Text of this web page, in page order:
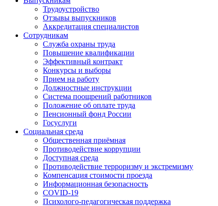
Трудоустройство
Отзывы выпускников
Аккредитация специалистов
Сотрудникам
Служба охраны труда
Повышение квалификации
Эффективный контракт
Конкурсы и выборы
Прием на работу
Должностные инструкции
Система поощрений работников
Положение об оплате труда
Пенсионный фонд России
Госуслуги
Социальная среда
Общественная приёмная
Противодействие коррупции
Доступная среда
Противодействие терроризму и экстремизму
Компенсация стоимости проезда
Информационная безопасность
COVID-19
Психолого-педагогическая поддержка